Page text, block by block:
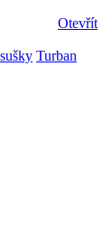
Otevřít
Turban